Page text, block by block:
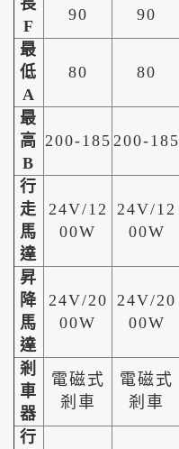
F
90
90
最
低
A
80 80
最
高
B
200-185 200-185
行
走
馬
達
24V/12
00W
24V/12
00W
昇
降
馬
達
24V/20
00W
24V/20
00W
剎
車
器
電磁式
剎車
電磁式
剎車
行